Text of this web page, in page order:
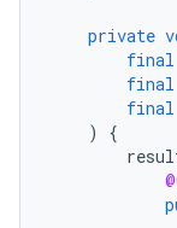
private
final
final
final
)
{